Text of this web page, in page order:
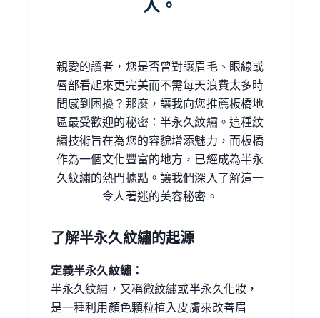
人。
親愛的讀者，您是否曾對讓眉毛、眼線或
唇部看起來更完美而不需每天浪費太多時
間感到困擾？那麼，讓我向您推薦板橋地
區最受歡迎的秘密：半永久紋繡。這種紋
繡技術旨在為您的容貌增添魅力，而板橋
作為一個文化豐富的地方，已經成為半永
久紋繡的熱門據點。讓我們深入了解這一
令人著迷的美容秘密。
了解半永久紋繡的起源
定義半永久紋繡：
半永久紋繡，又稱微紋繡或半永久化妝，
是一種利用顏色顆粒植入皮膚來改善眉